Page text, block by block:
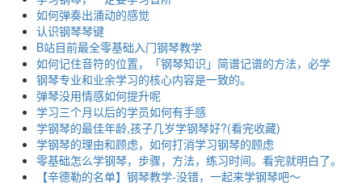
如何弹奏出涌动的感觉
认识钢琴琴键
B站目前最全零基础入门钢琴教学
如何记住音符的位置，「钢琴知识」简谱记谱的方法，必学
钢琴专业和业余学习的核心内容是一致的。
弹琴没用情感如何提升呢
学习三个月以后的学员如何有手感
学钢琴的最佳年龄,孩子几岁学钢琴好?(看完收藏)
学钢琴的理由和顾虑，如何打消学习钢琴的顾虑
零基础怎么学钢琴，步骤，方法，练习时间。看完就明白了。
【辛德勒的名单】钢琴教学-没错，一起来学钢琴吧～